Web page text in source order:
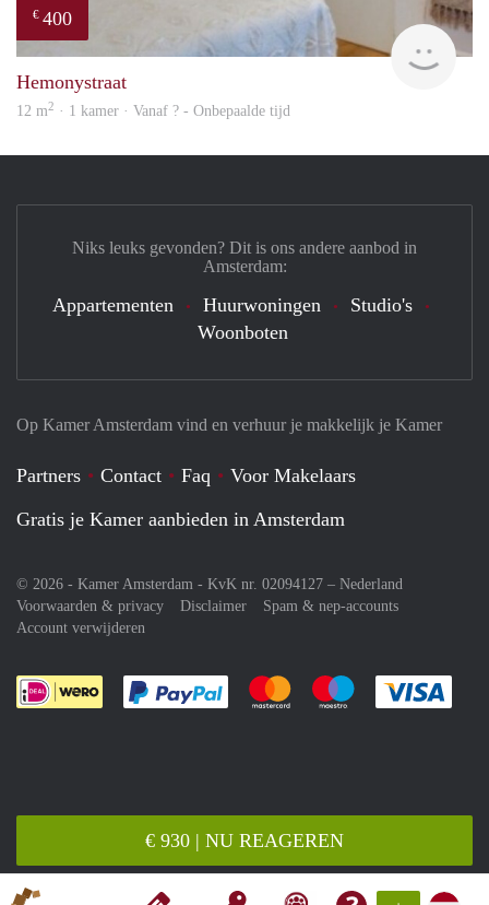
€ 930 | NU REAGEREN
€ 400
rent
Hemonystraat
12 m2 · 1 kamer · Vanaf ? - Onbepaalde tijd
Op Kamer Amsterdam vind en verhuur je makkelijk je Kamer
Partners Contact Faq
Voor Makelaars
Gratis je Kamer aanbieden in Amsterdam
© 2026 - Kamer Amsterdam - KvK nr. 02094127 – Nederland
Voorwaarden & privacy
Disclaimer
Spam & nep-accounts
Account verwijderen
Je rekent gemakkelijk af met Paypal
Je rekent gemakkelijk af met
Je rekent
Niks leuks gevonden? Dit is ons andere aanbod in
Amsterdam:
Appartementen Huurwoningen
Studio's
Woonboten